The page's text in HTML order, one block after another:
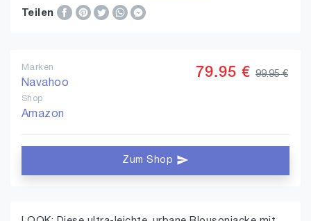
Teilen
Marken
Navahoo
Shop
Amazon
79.95 € 99.95 €
Zum Shop